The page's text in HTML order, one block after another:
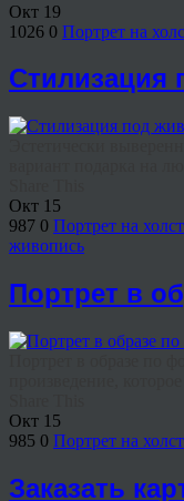
Окт 19
1026 0 Портрет на
Стилизация
Окт 15
987 0 Портрет на
живопись
Портрет в
Окт 15
985 0 Портрет на
Заказать